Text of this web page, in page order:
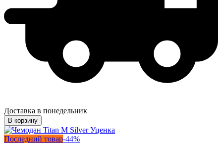
Доставка в понедельник
В корзину
Последний товар-44%